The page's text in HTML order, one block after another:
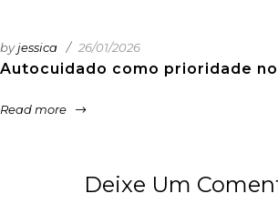
Autocuidado como prioridade
byjessica 26/01/2026
Read more
Deixe Um